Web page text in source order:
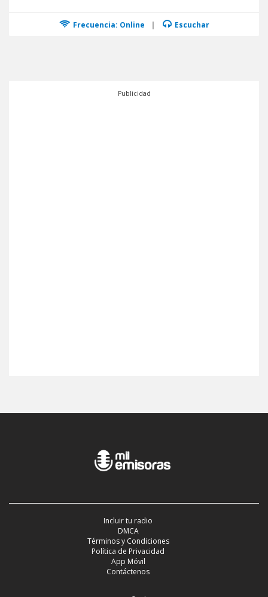
Frecuencia: Online | Escuchar
Publicidad
Incluir tu radio
DMCA
Términos y Condiciones
Política de Privacidad
App Móvil
Contáctenos